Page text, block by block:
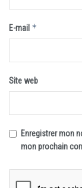
E-mail *
Site web
Enregistrer mon
mon prochain